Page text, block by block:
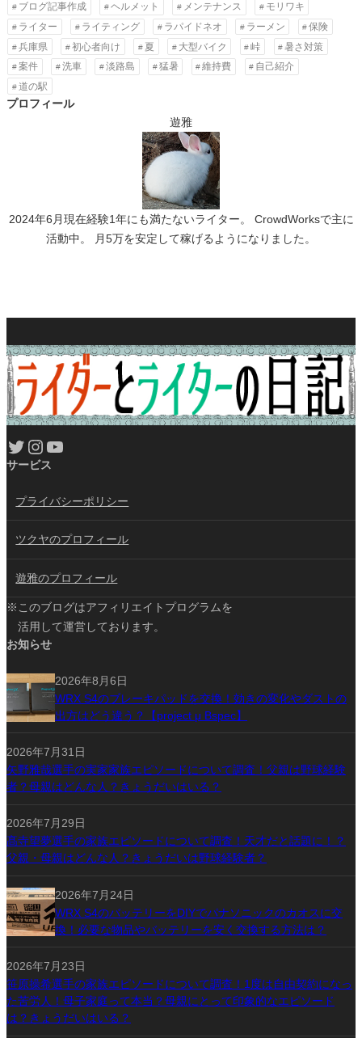
ブログ記事作成
ヘルメット メンテナンス
モリワキ
ライター
ライティング ラパイドネオ ラーメン
保険
兵庫県
初心者向け 夏 大型バイク 峠
暑さ対策
案件
洗車 淡路島 猛暑 維持費
自己紹介
道の駅
プロフィール
遊雅
2024年6月現在経験1年にも満たないライター。 CrowdWorksで主に
活動中。 月5万を安定して稼げるようになりました。
Twitter Instagram YouTube
サービス
プライバシーポリシー
ツクヤのプロフィール
遊雅のプロフィール
※このブログはアフィリエイトプログラムを
活用して運営しております。
お知らせ
2026年8月6日
WRX S4のブレーキパッドを交換！効きの変化やダストの
出方はどう違う？【project μ Bspec】
2026年7月31日
矢野雅哉選手の実家家族エピソードについて調査！父親は野球経験
者？母親はどんな人？きょうだいはいる？
2026年7月29日
髙寺望夢選手の家族エピソードについて調査！天才だと話題に！？
父親・母親はどんな人？きょうだいは野球経験者？
2026年7月24日
WRX S4のバッテリーをDIYでパナソニックのカオスに交
換！必要な物品やバッテリーを安く交換する方法は？
2026年7月23日
笹原操希選手の家族エピソードについて調査！1度は自由契約になっ
た苦労人！母子家庭って本当？母親にとって印象的なエピソード
は？きょうだいはいる？